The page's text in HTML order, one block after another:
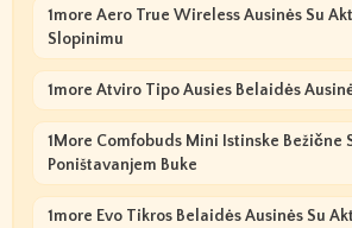
1more Aero True Wireless Ausinės Su
Slopinimu
1more Atviro Tipo Ausies Belaidės
1More Comfobuds Mini Istinske Bežične
Poništavanjem Buke
1more Evo Tikros Belaidės Ausinės Su